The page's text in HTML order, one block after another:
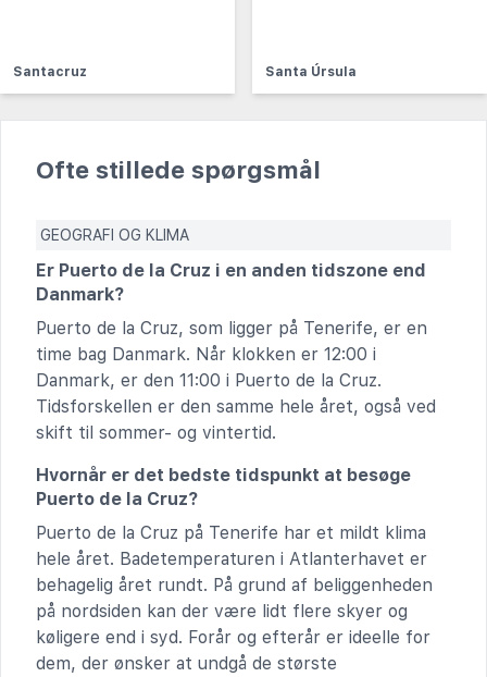
Santacruz Santa Úrsula
Ofte stillede spørgsmål
GEOGRAFI OG KLIMA
Er Puerto de la Cruz i en anden tidszone end
Danmark?
Puerto de la Cruz, som ligger på Tenerife, er en
time bag Danmark. Når klokken er 12:00 i
Danmark, er den 11:00 i Puerto de la Cruz.
Tidsforskellen er den samme hele året, også ved
skift til sommer- og vintertid.
Hvornår er det bedste tidspunkt at besøge
Puerto de la Cruz?
Puerto de la Cruz på Tenerife har et mildt klima
hele året. Badetemperaturen i Atlanterhavet er
behagelig året rundt. På grund af beliggenheden
på nordsiden kan der være lidt flere skyer og
køligere end i syd. Forår og efterår er ideelle for
dem, der ønsker at undgå de største